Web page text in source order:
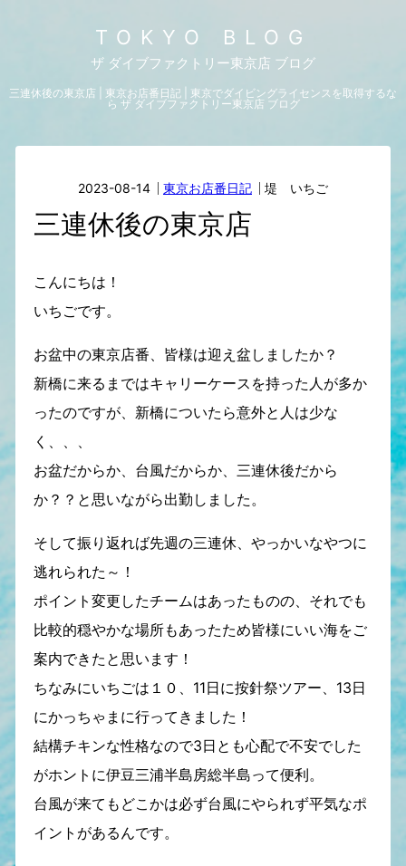
TOKYO BLOG
ザ ダイブファクトリー東京店 ブログ
三連休後の東京店 | 東京お店番日記 | 東京でダイビングライセンスを取得するな
ら ザ ダイブファクトリー東京店 ブログ
2023-08-14 東京お店番日記 堤 いちご
三連休後の東京店
こんにちは！
いちごです。
お盆中の東京店番、皆様は迎え盆しましたか？
新橋に来るまではキャリーケースを持った人が多か
ったのですが、新橋についたら意外と人は少な
く、、、
お盆だからか、台風だからか、三連休後だから
か？？と思いながら出勤しました。
そして振り返れば先週の三連休、やっかいなやつに
逃れられた～！
ポイント変更したチームはあったものの、それでも
比較的穏やかな場所もあったため皆様にいい海をご
案内できたと思います！
ちなみにいちごは１０、11日に按針祭ツアー、13日
にかっちゃまに行ってきました！
結構チキンな性格なので3日とも心配で不安でした
がホントに伊豆三浦半島房総半島って便利。
台風が来てもどこかは必ず台風にやられず平気なポ
イントがあるんです。